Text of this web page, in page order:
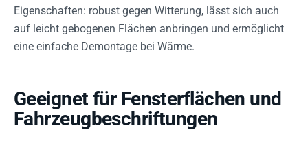
Eigenschaften: robust gegen Witterung, lässt sich auch
auf leicht gebogenen Flächen anbringen und ermöglicht
eine einfache Demontage bei Wärme.
Geeignet für Fensterflächen und
Fahrzeugbeschriftungen